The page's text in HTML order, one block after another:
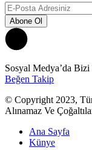
Sosyal Medya’da
Beğen Takip
© Copyright 2023,
Alınamaz Ve
Ana Sayfa
Künye